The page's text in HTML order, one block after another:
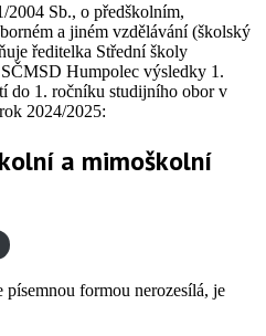
2004 Sb., o předškolním,
a jiném vzdělávání (školský
ředitelka Střední školy
Humpolec výsledky 1.
do 1. ročníku studijního obor v
2024/2025:
a mimoškolní
formou nerozesílá, je